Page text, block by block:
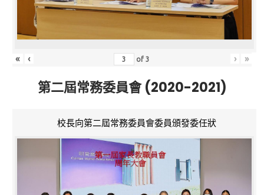
« ‹ of3 › »
第二屆常務委員會 (2020-2021)
校長向第二屆常務委員會委員頒發委任狀